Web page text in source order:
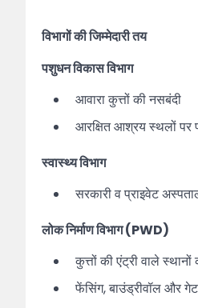
विभागों की जिम्मेदारी तय
पशुधन विकास विभाग
आवारा कुत्तों की नसबंदी
आरक्षित आश्रय स्थलों पर
स्वास्थ्य विभाग
सरकारी व प्राइवेट
लोक निर्माण विभाग (PWD)
कुत्तों की एंट्री वाले
फेंसिंग, बाउंड्रीवॉल और गेट